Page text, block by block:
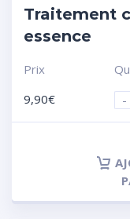
Traitement
essence
Prix
9,90€
-